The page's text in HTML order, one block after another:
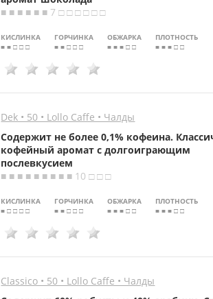
■ ■ ■ ■ ■ ■ 7 □ □ □ □ □ □
КИСЛИНКА
■ ■ □ □ □
ГОРЧИНКА
■ ■ □ □ □
ОБЖАРКА
■ ■ ■ □ □
ПЛОТНОСТЬ
■ ■ ■ □ □
Dek • 50 • Lollo Caffe • Чалды
Содержит не более 0,1% кофеина.
кофейный аромат с долгоиграющим
послевкусием
■ ■ ■ ■ ■ ■ ■ ■ ■ 10 □ □ □
КИСЛИНКА
■ □ □ □ □
ГОРЧИНКА
■ ■ □ □ □
ОБЖАРКА
■ ■ ■ □ □
ПЛОТНОСТЬ
■ ■ ■ □ □
Classico • 50 • Lollo Caffe • Чалды